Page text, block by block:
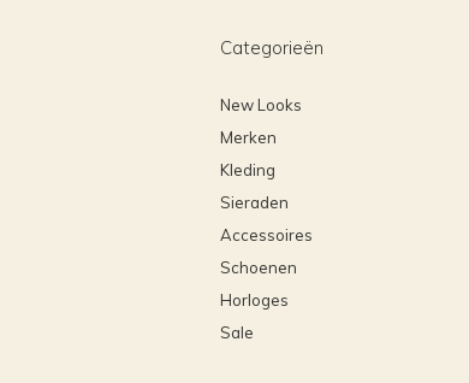
Categorieën
New Looks
Merken
Kleding
Sieraden
Accessoires
Schoenen
Horloges
Sale